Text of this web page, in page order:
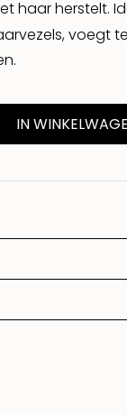
Number 4
Fudge
haar herstelt.
voegt
IN